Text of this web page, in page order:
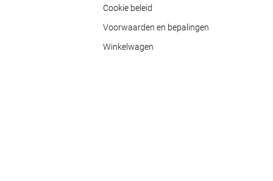
Cookie beleid
Voorwaarden en bepalingen
Winkelwagen